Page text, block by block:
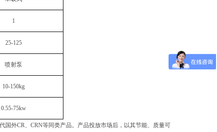
1
25-125
喷射泵
10-150kg
0.55-75kw
外CR、CRN等同类产品。产品投放市场后，以其节能、质量可